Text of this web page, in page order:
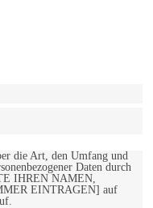
die Art, den Umfang und
Daten durch
IHREN NAMEN,
EINTRAGEN] auf